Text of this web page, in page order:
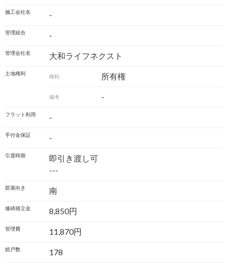
施工会社名 -
管理組合 -
管理会社名 大和ライフネクスト
土地権利 権利 所有権
備考 -
フラット利用 -
手付金保証 -
引渡時期
即引き渡し可
---
部屋向き 南
修繕積立金 8,850円
管理費 11,870円
総戸数 178